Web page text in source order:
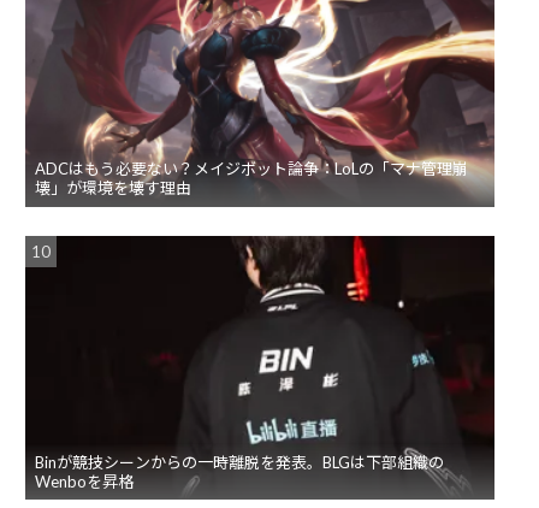
ADCはもう必要ない？メイジボット論争：LoLの「マナ管理崩
壊」が環境を壊す理由
Binが競技シーンからの一時離脱を発表。BLGは下部組織の
Wenboを昇格